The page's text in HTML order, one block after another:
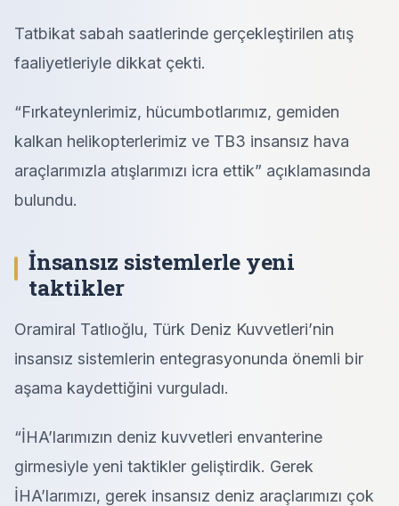
Tatbikat sabah saatlerinde gerçekleştirilen atış
faaliyetleriyle dikkat çekti.
“Fırkateynlerimiz, hücumbotlarımız, gemiden
kalkan helikopterlerimiz ve TB3 insansız hava
araçlarımızla atışlarımızı icra ettik” açıklamasında
bulundu.
İnsansız sistemlerle yeni
taktikler
Oramiral Tatlıoğlu, Türk Deniz Kuvvetleri’nin
insansız sistemlerin entegrasyonunda önemli bir
aşama kaydettiğini vurguladı.
“İHA’larımızın deniz kuvvetleri envanterine
girmesiyle yeni taktikler geliştirdik. Gerek
İHA’larımızı, gerek insansız deniz araçlarımızı çok